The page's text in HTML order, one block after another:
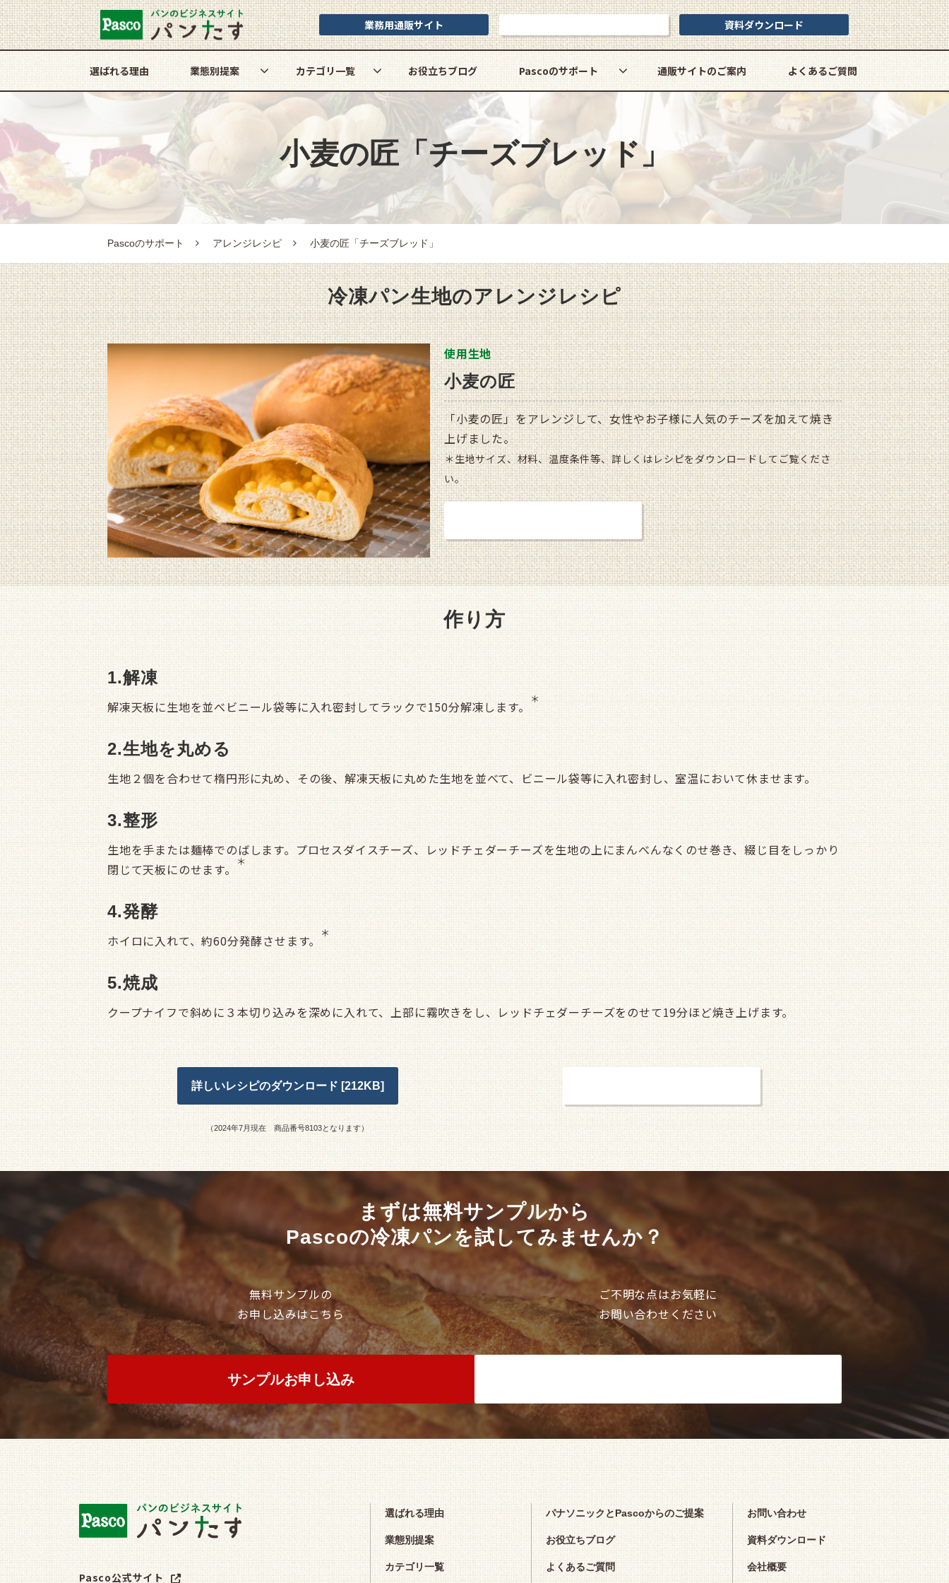
業務用通販サイト 資料ダウンロード
選ばれる理由 業態別提案 カテゴリ一覧 お役立ちブログ Pascoのサポート 通販サイトのご案内 よくあるご質問
小麦の匠「チーズブレッド」
Pascoのサポート アレンジレシピ 小麦の匠「チーズブレッド」
冷凍パン生地のアレンジレシピ
使用生地
小麦の匠
「小麦の匠」をアレンジして、女性やお子様に人気のチーズを加えて焼き
上げました。
＊生地サイズ、材料、温度条件等、詳しくはレシピをダウンロードしてご覧くださ
い。
作り方
1.解凍
解凍天板に生地を並べビニール袋等に入れ密封してラックで150分解凍します。 ＊
2.生地を丸める
生地２個を合わせて楕円形に丸め、その後、解凍天板に丸めた生地を並べて、ビニール袋等に入れ密封し、室温において休ませます。
3.整形
生地を手または麺棒でのばします。プロセスダイスチーズ、レッドチェダーチーズを生地の上にまんべんなくのせ巻き、綴じ目をしっかり
閉じて天板にのせます。
＊
4.発酵
ホイロに入れて、約60分発酵させます。 ＊
5.焼成
クープナイフで斜めに３本切り込みを深めに入れて、上部に霧吹きをし、レッドチェダーチーズをのせて19分ほど焼き上げます。
詳しいレシピのダウンロード [212KB]
（2024年7月現在 商品番号8103となります）
まずは無料サンプルから
Pascoの冷凍パンを試してみませんか？
無料サンプルの
お申し込みはこちら
サンプルお申し込み
ご不明な点はお気軽に
お問い合わせください
Pasco公式サイト
選ばれる理由
業態別提案
カテゴリ一覧
パナソニックとPascoからのご提案
お役立ちブログ
よくあるご質問
お問い合わせ
資料ダウンロード
会社概要